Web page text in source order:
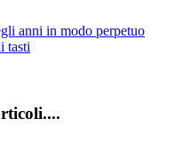
anni in modo perpetuo
tasti